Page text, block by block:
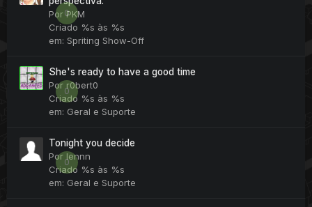
0
PorPKM
Criado %s às %s
em: Spriting Show-Off
0
She's ready to have a good time
Por r0bert0
Criado %s às %s
em: Geral e Suporte
0
Tonight you decide
Por lennn
Criado %s às %s
em: Geral e Suporte